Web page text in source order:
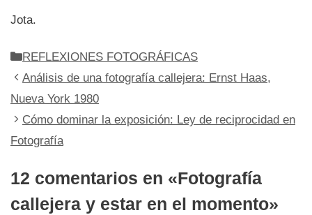
Jota.
Categorías
REFLEXIONES FOTOGRÁFICAS
Análisis de una fotografía callejera: Ernst Haas,
Nueva York 1980
Cómo dominar la exposición: Ley de reciprocidad en
Fotografía
12 comentarios en «Fotografía
callejera y estar en el momento»